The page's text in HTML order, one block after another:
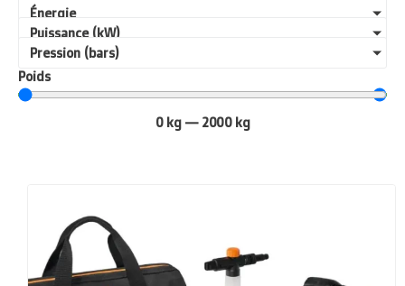
Énergie
Puissance (kW)
Pression (bars)
Poids
0 kg— 2000 kg